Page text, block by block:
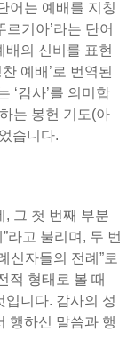
어는 예배를 지칭
기아’라는 단어
배의 신비를 표현
예배’로 번역된
‘감사’를 의미합
는 봉헌 기도(아
습니다.
, 그 첫 번째 부분
라고 불리며, 두 번
신자들의 전례”로
적 형태로 볼 때
입니다. 감사의 성
행하신 말씀과 행